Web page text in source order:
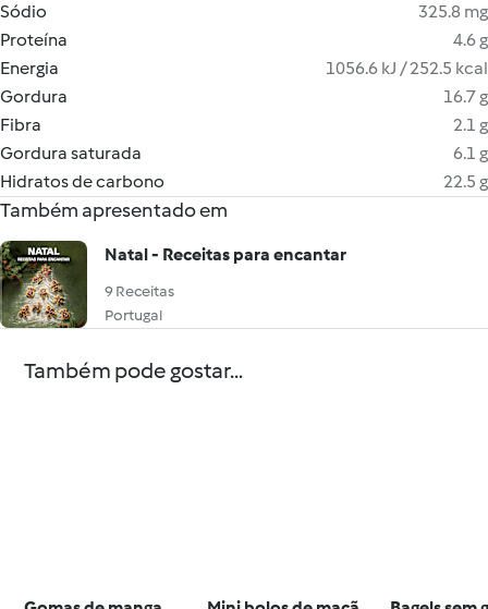
Sódio
325.8 mg
Proteína
4.6 g
Energia
1056.6 kJ / 252.5 kcal
Gordura
16.7 g
Fibra
2.1 g
Gordura saturada
6.1 g
Hidratos de carbono
22.5 g
Também apresentado em
Natal - Receitas para encantar
9 Receitas
Portugal
Também pode gostar...